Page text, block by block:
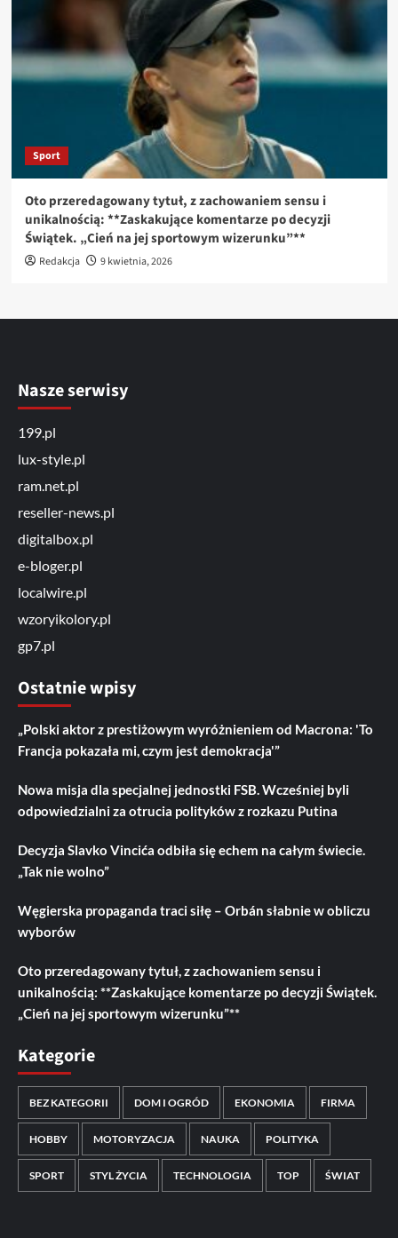
Sport
Oto przeredagowany tytuł, z zachowaniem sensu i
unikalnością: **Zaskakujące komentarze po decyzji
Świątek. „Cień na jej sportowym wizerunku”**
Redakcja 9 kwietnia, 2026
Nasze serwisy
199.pl
lux-style.pl
ram.net.pl
reseller-news.pl
digitalbox.pl
e-bloger.pl
localwire.pl
wzoryikolory.pl
gp7.pl
Ostatnie wpisy
„Polski aktor z prestiżowym wyróżnieniem od Macrona: 'To
Francja pokazała mi, czym jest demokracja'”
Nowa misja dla specjalnej jednostki FSB. Wcześniej byli
odpowiedzialni za otrucia polityków z rozkazu Putina
Decyzja Slavko Vincića odbiła się echem na całym świecie.
„Tak nie wolno”
Węgierska propaganda traci siłę – Orbán słabnie w obliczu
wyborów
Oto przeredagowany tytuł, z zachowaniem sensu i
unikalnością: **Zaskakujące komentarze po decyzji Świątek.
„Cień na jej sportowym wizerunku”**
Kategorie
BEZ KATEGORII DOM I OGRÓD EKONOMIA FIRMA
HOBBY MOTORYZACJA NAUKA POLITYKA
SPORT STYL ŻYCIA TECHNOLOGIA TOP ŚWIAT